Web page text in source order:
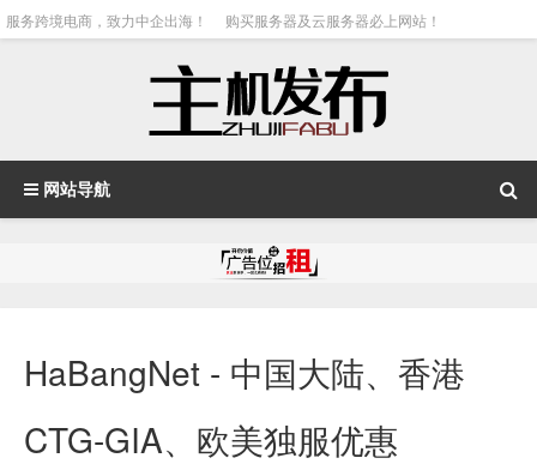
服务跨境电商，致力中企出海！ 购买服务器及云服务器必上网站！
网站导航
HaBangNet - 中国大陆、香港
CTG-GIA、欧美独服优惠